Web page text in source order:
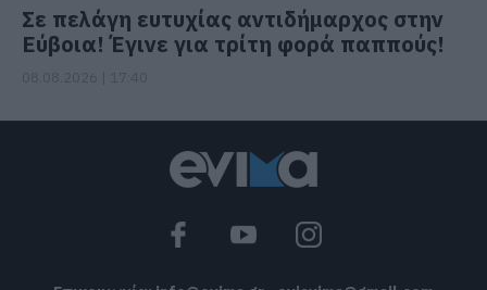
Σε πελάγη ευτυχίας αντιδήμαρχος στην
Εύβοια! Έγινε για τρίτη φορά παππούς!